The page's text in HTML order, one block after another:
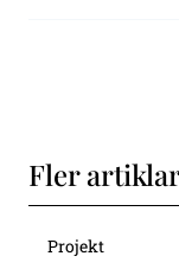
Fler
Projekt